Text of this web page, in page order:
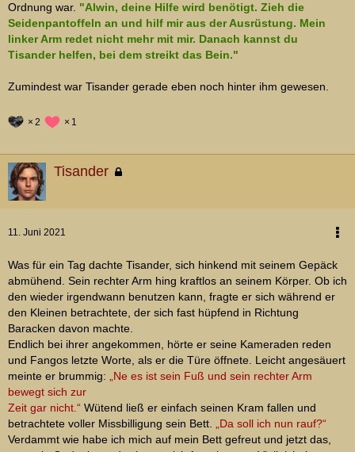
Ordnung war. "Alwin, deine Hilfe wird benötigt. Zieh die
Seidenpantoffeln an und hilf mir aus der Ausrüstung. Mein
linker Arm redet nicht mehr mit mir. Danach kannst du
Tisander helfen, bei dem streikt das Bein."
Zumindest war Tisander gerade eben noch hinter ihm gewesen.
2 1
Tisander
11. Juni 2021
Was für ein Tag dachte Tisander, sich hinkend mit seinem Gepäck
abmühend. Sein rechter Arm hing kraftlos an seinem Körper. Ob ich
den wieder irgendwann benutzen kann, fragte er sich während er
den Kleinen betrachtete, der sich fast hüpfend in Richtung
Baracken davon machte.
Endlich bei ihrer angekommen, hörte er seine Kameraden reden
und Fangos letzte Worte, als er die Türe öffnete. Leicht angesäuert
meinte er brummig:
„Ne es ist sein Fuß und sein rechter Arm
bewegt sich zur
Zeit gar nicht.“ Wütend ließ er einfach seinen Kram fallen und
betrachtete voller Missbilligung sein Bett.
„Da soll ich nun rauf?“
Verdammt wie habe ich mich auf mein Bett gefreut und jetzt das,